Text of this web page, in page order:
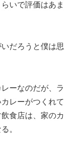
いで評価はあま
だろうと僕は思
ーなのだが、ラ
レーがつくれて
食店は、家のカ
。